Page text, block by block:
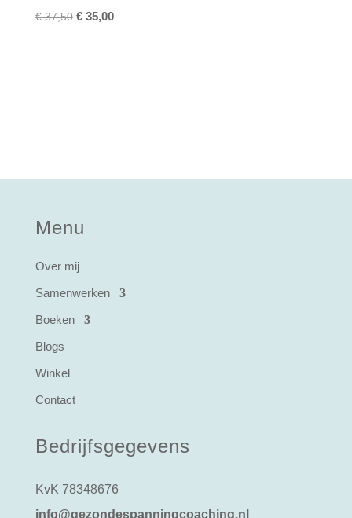
€37,50 Oorspronkelijke
€35,00Huidige
Menu
Over mij
Samenwerken
Boeken
Blogs
Winkel
Contact
Bedrijfsgegevens
KvK 78348676
info@gezondespanningcoaching.nl